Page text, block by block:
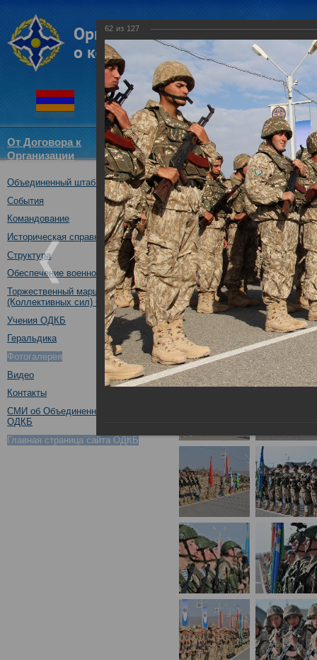
От Договора к
Организации
Структура
ОДКБ
Новости
Объединенный штаб ОДКБ
События
Командование
Историческая справка
Структура
Обеспечение военной безопасности
Торжественный марш Войск
(Коллективных сил) ОДКБ
Учения ОДКБ
Геральдика
Фотогалерея
Видео
Контакты
СМИ об Объединенном штабе
ОДКБ
Главная страница сайта ОДКБ
Открытие совместного
09.10.2017
62 из 127